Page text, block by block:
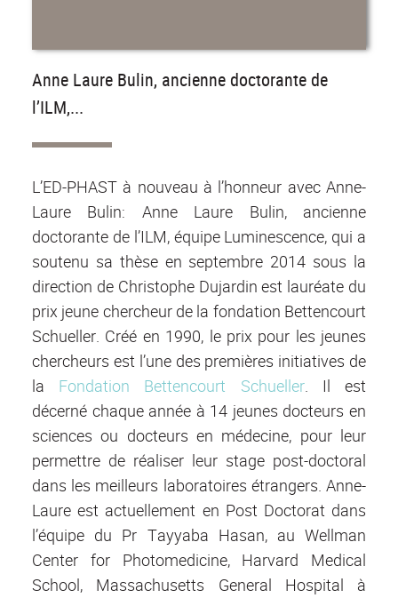
Anne Laure Bulin, ancienne doctorante de
l’ILM,...
L’ED-PHAST à nouveau à l’honneur avec Anne-
Laure Bulin: Anne Laure Bulin, ancienne
doctorante de l’ILM, équipe Luminescence, qui a
soutenu sa thèse en septembre 2014 sous la
direction de Christophe Dujardin est lauréate du
prix jeune chercheur de la fondation Bettencourt
Schueller. Créé en 1990, le prix pour les jeunes
chercheurs est l’une des premières initiatives de
la Fondation Bettencourt Schueller. Il est
décerné chaque année à 14 jeunes docteurs en
sciences ou docteurs en médecine, pour leur
permettre de réaliser leur stage post-doctoral
dans les meilleurs laboratoires étrangers. Anne-
Laure est actuellement en Post Doctorat dans
l’équipe du Pr Tayyaba Hasan, au Wellman
Center for Photomedicine, Harvard Medical
School, Massachusetts General Hospital à